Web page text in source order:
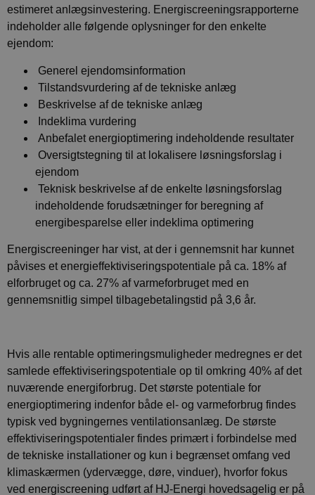
estimeret anlægsinvestering. Energiscreeningsrapporterne
indeholder alle følgende oplysninger for den enkelte
ejendom:
Generel ejendomsinformation
Tilstandsvurdering af de tekniske anlæg
Beskrivelse af de tekniske anlæg
Indeklima vurdering
Anbefalet energioptimering indeholdende resultater
Oversigtstegning til at lokalisere løsningsforslag i
ejendom
Teknisk beskrivelse af de enkelte løsningsforslag
indeholdende forudsætninger for beregning af
energibesparelse eller indeklima optimering
Energiscreeninger har vist, at der i gennemsnit har kunnet
påvises et energieffektiviseringspotentiale på ca. 18% af
elforbruget og ca. 27% af varmeforbruget med en
gennemsnitlig simpel tilbagebetalingstid på 3,6 år.
Hvis alle rentable optimeringsmuligheder medregnes er det
samlede effektiviseringspotentiale op til omkring 40% af det
nuværende energiforbrug. Det største potentiale for
energioptimering indenfor både el- og varmeforbrug findes
typisk ved bygningernes ventilationsanlæg. De største
effektiviseringspotentialer findes primært i forbindelse med
de tekniske installationer og kun i begrænset omfang ved
klimaskærmen (ydervægge, døre, vinduer), hvorfor fokus
ved energiscreening udført af HJ-Energi hovedsagelig er på